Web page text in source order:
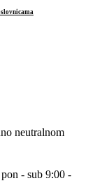
neutralnom
- sub 9:00 -